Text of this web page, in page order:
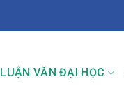
LUẬN VĂN ĐẠI HỌC